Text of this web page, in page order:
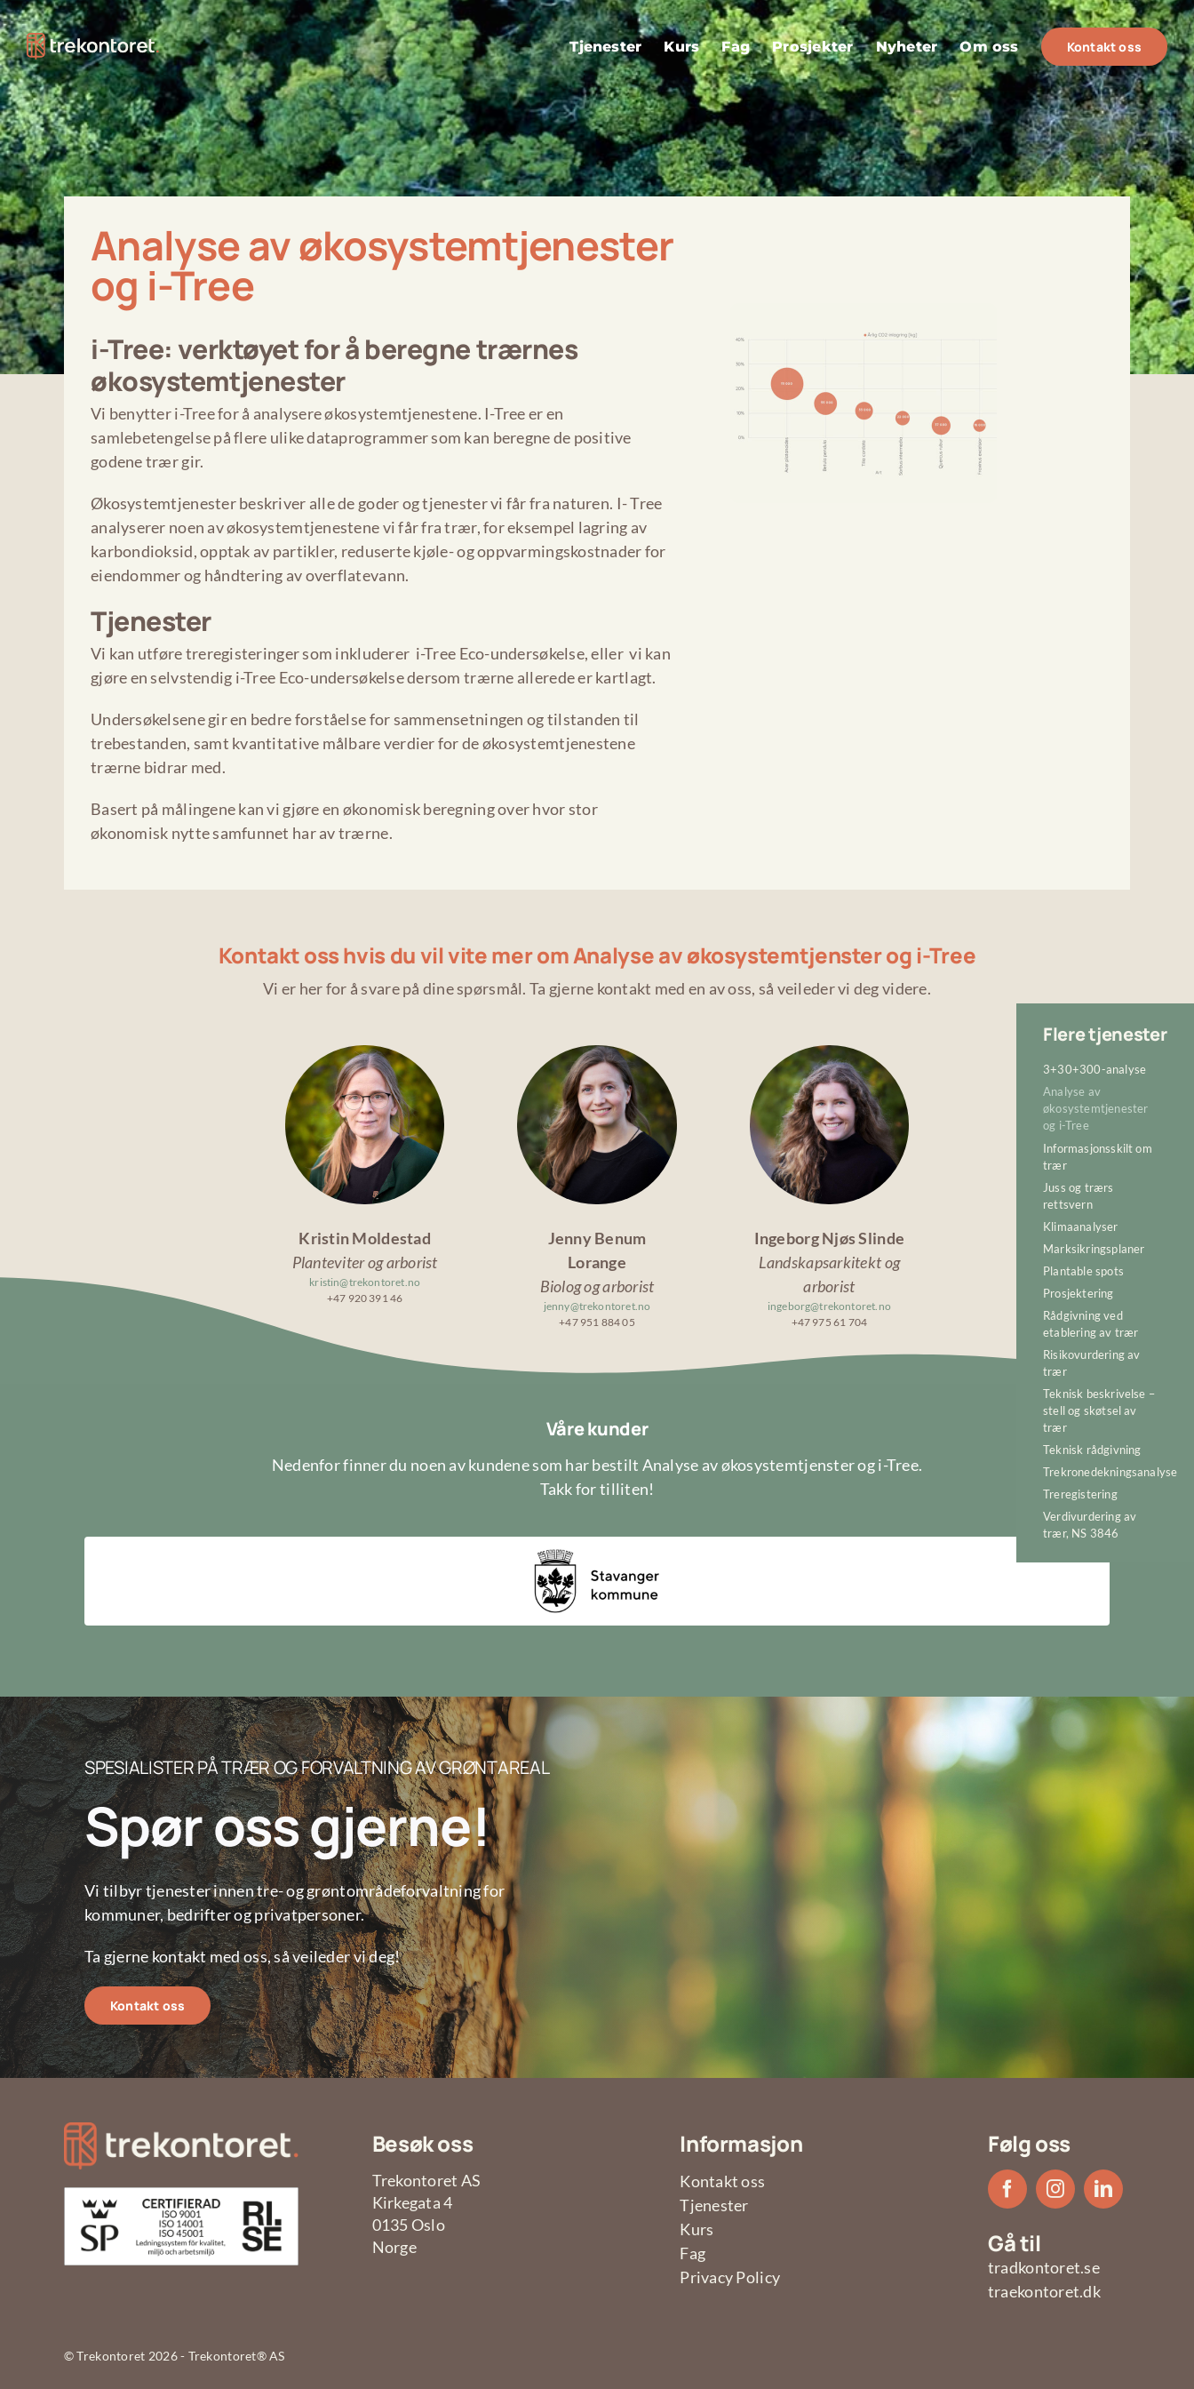
Skip
to
content
Tjenester Kurs Fag Prosjekter Nyheter Om oss Kontakt oss
Analyse av økosystemtjenester
og i-Tree
i-Tree: verktøyet for å beregne trærnes
økosystemtjenester
Vi benytter i-Tree for å analysere økosystemtjenestene. I-Tree er en
samlebetengelse på flere ulike dataprogrammer som kan beregne de positive
godene trær gir.
Økosystemtjenester beskriver alle de goder og tjenester vi får fra naturen. I- Tree
analyserer noen av økosystemtjenestene vi får fra trær, for eksempel lagring av
karbondioksid, opptak av partikler, reduserte kjøle- og oppvarmingskostnader for
eiendommer og håndtering av overflatevann.
Tjenester
Vi kan utføre treregisteringer som inkluderer i-Tree Eco-undersøkelse, eller vi kan
gjøre en selvstendig i-Tree Eco-undersøkelse dersom trærne allerede er kartlagt.
Undersøkelsene gir en bedre forståelse for sammensetningen og tilstanden til
trebestanden, samt kvantitative målbare verdier for de økosystemtjenestene
trærne bidrar med.
Basert på målingene kan vi gjøre en økonomisk beregning over hvor stor
økonomisk nytte samfunnet har av trærne.
Kontakt oss hvis du vil vite mer om Analyse av økosystemtjenster og i-Tree
Vi er her for å svare på dine spørsmål. Ta gjerne kontakt med en av oss, så veileder vi deg videre.
Kristin Moldestad
Planteviter og arborist
kristin@trekontoret.no
+47 920 391 46
Jenny Benum
Lorange
Biolog og arborist
jenny@trekontoret.no
+47 951 884 05
Ingeborg Njøs Slinde
Landskapsarkitekt og
arborist
ingeborg@trekontoret.no
+47 975 61 704
Våre kunder
Nedenfor finner du noen av kundene som har bestilt Analyse av økosystemtjenster og i-Tree.
Takk for tilliten!
SPESIALISTER PÅ TRÆR OG FORVALTNING AV GRØNTAREAL
Spør oss gjerne!
Vi tilbyr tjenester innen tre- og grøntområdeforvaltning for
kommuner, bedrifter og privatpersoner.
Ta gjerne kontakt med oss, så veileder vi deg!
Kontakt oss
Besøk oss
Trekontoret AS
Kirkegata 4
0135 Oslo
Norge
Informasjon
Kontakt oss
Tjenester
Kurs
Fag
Privacy Policy
Følg oss
Gå til
tradkontoret.se
traekontoret.dk
© Trekontoret 2026 - Trekontoret® AS
Flere tjenester
3+30+300-analyse
Analyse av
økosystemtjenester
og i-Tree
Informasjonsskilt om
trær
Juss og trærs
rettsvern
Klimaanalyser
Marksikringsplaner
Plantable spots
Prosjektering
Rådgivning ved
etablering av trær
Risikovurdering av
trær
Teknisk beskrivelse –
stell og skøtsel av
trær
Teknisk rådgivning
Trekronedekningsanalyse
Treregistering
Verdivurdering av
trær, NS 3846